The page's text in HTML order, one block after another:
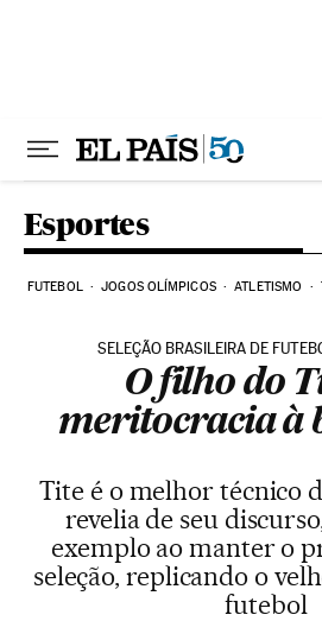
Esportes
FUTEBOL JOGOS OLÍMPICOS ATLETISMO
SELEÇÃO BRASILEIRA DE
O filho do
meritocracia à
Tite é o melhor técnico
revelia de seu
exemplo ao manter o
seleção, replicando o
futebol